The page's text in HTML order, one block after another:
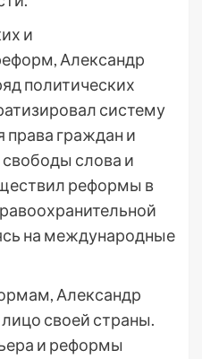
и
Александр
политических
систему
права граждан и
слова и
реформы в
на международные
Александр
своей страны.
и реформы